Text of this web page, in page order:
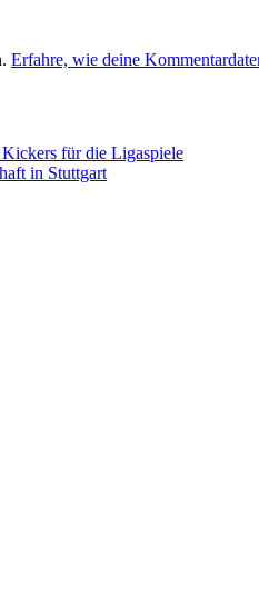
Erfahre, wie deine
für die Ligaspiele
in Stuttgart